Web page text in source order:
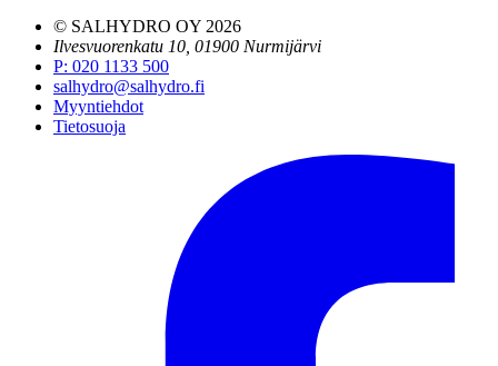
© SALHYDRO OY 2026
Ilvesvuorenkatu 10, 01900 Nurmijärvi
P: 020 1133 500
salhydro@salhydro.fi
Myyntiehdot
Tietosuoja